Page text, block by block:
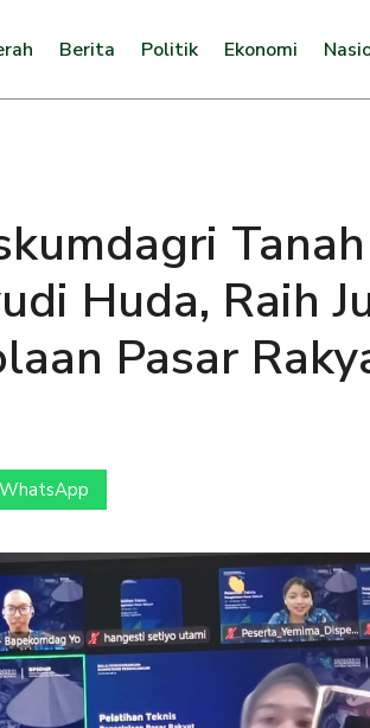
Berita Politik Ekonomi
Tanah
Huda, Raih
Pasar
WhatsApp